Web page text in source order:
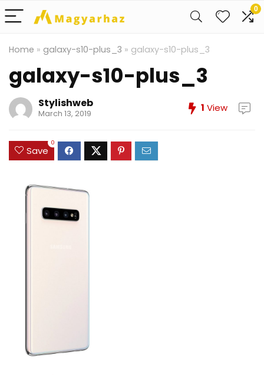
0
Home » galaxy-s10-plus_3 » galaxy-s10-plus_3
galaxy-s10-plus_3
Stylishweb
March 13, 2019 1 View
Save
0